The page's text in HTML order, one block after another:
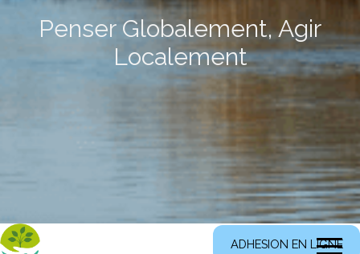
Penser Globalement, Agir
Localement
ADHESION EN LIGNE